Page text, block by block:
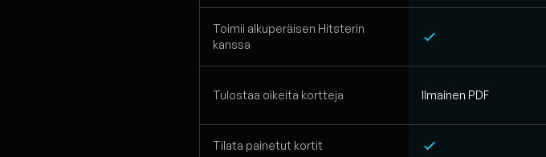
Toimii alkuperäisen Hitsterin
kanssa
Tulostaa oikeita kortteja Ilmainen PDF
Tilata painetut kortit